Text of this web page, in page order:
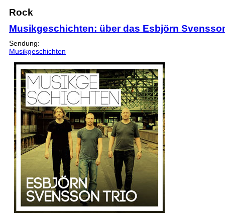
Rock
Musikgeschichten: über das Esbjörn
Sendung:
Musikgeschichten